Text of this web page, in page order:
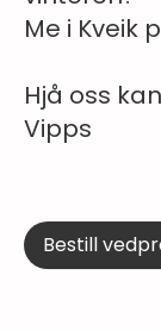
Me i Kveik
Hjå oss
Vipps
Bestill